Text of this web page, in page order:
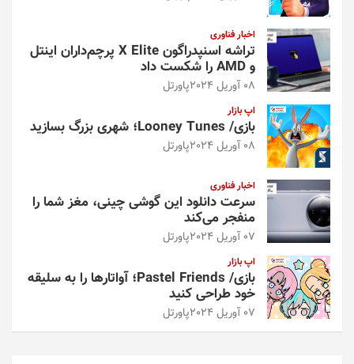
اخبار فناوری
تراشه اسنپدراگون X Elite پرچم‌داران اینتل
و AMD را شکست داد
08 آوریل 2024 پاورتل
اپ بازار
بازی/ Looney Tunes؛ شهری بزرگ بسازید
08 آوریل 2024 پاورتل
اخبار فناوری
سرعت دانلود این گوشی چینی، مغز شما را
منفجر می‌کند
07 آوریل 2024 پاورتل
اپ بازار
بازی/ Pastel Friends؛ آواتارها را به سلیقه
خود طراحی کنید
07 آوریل 2024 پاورتل